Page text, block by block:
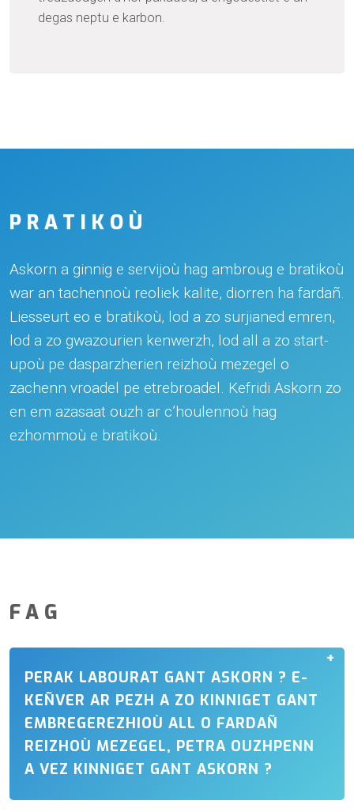
degas neptu e karbon.
PRATIKOÙ
Askorn a ginnig e servijoù hag ambroug e bratikoù
war an tachennoù reoliek kalite, diorren ha fardañ.
Liesseurt eo e bratikoù, lod a zo surjianed emren,
lod a zo gwazourien kenwerzh, lod all a zo start-
upoù pe dasparzherien reizhoù mezegel o
zachenn vroadel pe etrebroadel. Kefridi Askorn zo
en em azasaat ouzh ar c’houlennoù hag
ezhommoù e bratikoù.
FAG
PERAK LABOURAT GANT ASKORN ? E-
KEÑVER AR PEZH A ZO KINNIGET GANT
EMBREGEREZHIOÙ ALL O FARDAÑ
REIZHOÙ MEZEGEL, PETRA OUZHPENN
A VEZ KINNIGET GANT ASKORN ?